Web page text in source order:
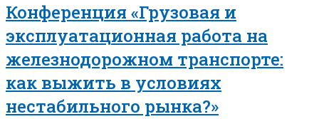
Конференция «Грузовая и
эксплуатационная работа на
железнодорожном транспорте:
как выжить в условиях
нестабильного рынка?»